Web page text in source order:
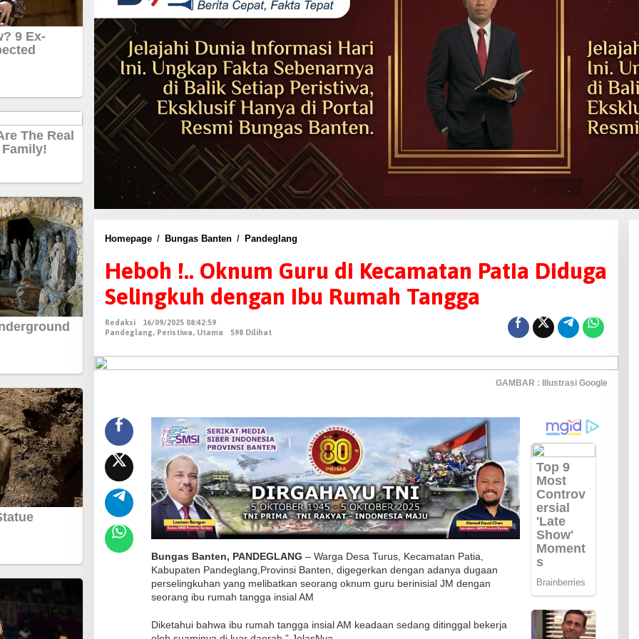
Homepage / Bungas Banten / Pandeglang
b
o
h
.
G
u
r
u
d
K
e
c
m
Heboh !.. Oknum Guru di Kecamatan Patia Diduga
Selingkuh dengan Ibu Rumah Tangga
Redaksi
16/09/2025 08:42:59
Pandeglang, Peristiwa, Utama 598 Dilihat
GAMBAR : Illustrasi Google
Bungas Banten, PANDEGLANG – Warga Desa Turus, Kecamatan Patia,
Kabupaten Pandeglang,Provinsi Banten, digegerkan dengan adanya dugaan
perselingkuhan yang melibatkan seorang oknum guru berinisial JM dengan
seorang ibu rumah tangga insial AM
Diketahui bahwa ibu rumah tangga insial AM keadaan sedang ditinggal bekerja